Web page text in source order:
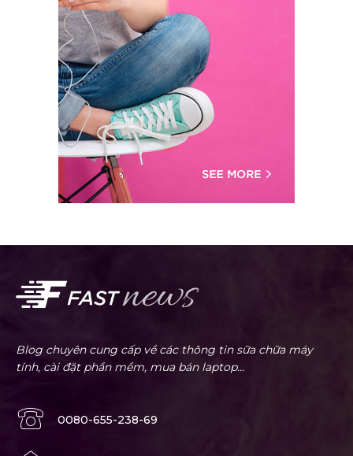
Blog chuyên cung cấp về các thông tin sữa chữa máy
tính, cài đặt phần mềm, mua bán laptop...
0080-655-238-69